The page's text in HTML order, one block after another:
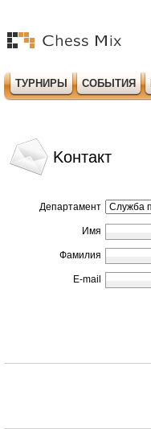
ТУРНИРЫ СОБЫТИЯ
Kонтакт
Департамент
Имя
Фамилия
E-mail